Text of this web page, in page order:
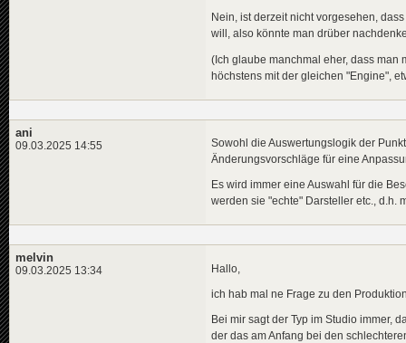
Nein, ist derzeit nicht vorgesehen,
will, also könnte man drüber
(Ich glaube manchmal eher, dass
höchstens mit der gleichen "Engine",
ani
09.03.2025 14:55
Sowohl die Auswertungslogik der
Änderungsvorschläge für eine
Es wird immer eine Auswahl für die
werden sie "echte" Darsteller etc., d.h.
melvin
09.03.2025 13:34 Hallo,
ich hab mal ne Frage zu den
Bei mir sagt der Typ im Studio immer,
der das am Anfang bei den